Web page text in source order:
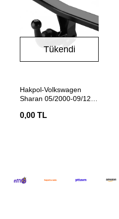
Tükendi
Hakpol-Volkswagen
Sharan 05/2000-09/1200
0,00 TL